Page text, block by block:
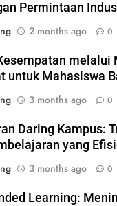
Permintaan
2 months ago 0
melalui
untuk Mahasiswa
3 months ago 0
Daring Kampus:
yang
3 months ago 0
Learning: